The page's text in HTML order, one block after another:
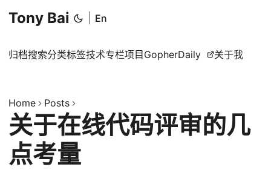
Tony Bai En
归档搜索分类标签技术专栏项目 GopherDaily 关于我
Home Posts
关于在线代码评审的几
点考量